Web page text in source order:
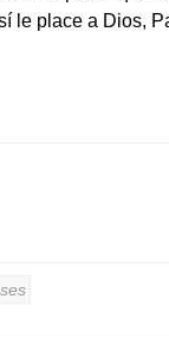
le place a Dios,